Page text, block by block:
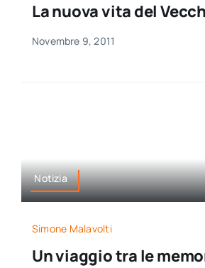
La nuova vita del
Novembre 9, 2011
Notizia
Simone Malavolti
Un viaggio tra le